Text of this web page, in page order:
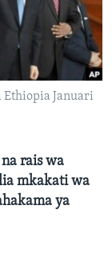
Ethiopia Januari
rais wa
mkakati wa
ya